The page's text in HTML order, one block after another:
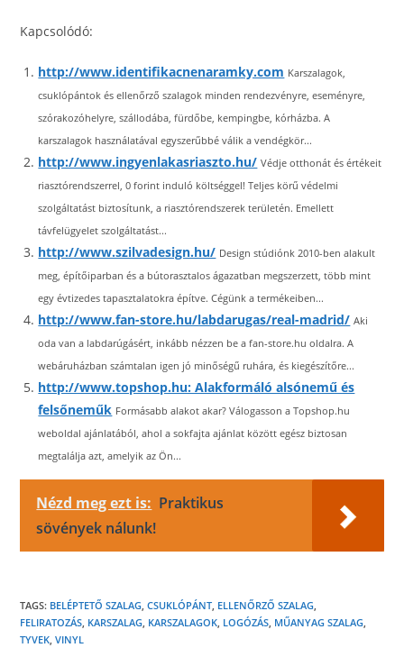
Kapcsolódó:
http://www.identifikacnenaramky.com Karszalagok,
csuklópántok és ellenőrző szalagok minden rendezvényre, eseményre,
szórakozóhelyre, szállodába, fürdőbe, kempingbe, kórházba. A
karszalagok használatával egyszerűbbé válik a vendégkör...
http://www.ingyenlakasriaszto.hu/ Védje otthonát és értékeit
riasztórendszerrel, 0 forint induló költséggel! Teljes körű védelmi
szolgáltatást biztosítunk, a riasztórendszerek területén. Emellett
távfelügyelet szolgáltatást...
http://www.szilvadesign.hu/ Design stúdiónk 2010-ben alakult
meg, építőiparban és a bútorasztalos ágazatban megszerzett, több mint
egy évtizedes tapasztalatokra építve. Cégünk a termékeiben...
http://www.fan-store.hu/labdarugas/real-madrid/ Aki
oda van a labdarúgásért, inkább nézzen be a fan-store.hu oldalra. A
webáruházban számtalan igen jó minőségű ruhára, és kiegészítőre...
http://www.topshop.hu: Alakformáló alsónemű és
felsőneműk Formásabb alakot akar? Válogasson a Topshop.hu
weboldal ajánlatából, ahol a sokfajta ajánlat között egész biztosan
megtalálja azt, amelyik az Ön...
Nézd meg ezt is: Praktikus
sövények nálunk!
TAGS: BELÉPTETŐ SZALAG, CSUKLÓPÁNT, ELLENŐRZŐ SZALAG,
FELIRATOZÁS, KARSZALAG, KARSZALAGOK, LOGÓZÁS, MŰANYAG SZALAG,
TYVEK, VINYL